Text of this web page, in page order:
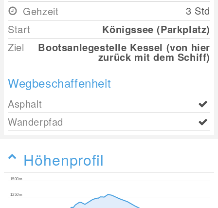
Gehzeit
3 Std
Start
Königssee (Parkplatz)
Ziel
Bootsanlegestelle Kessel (von hier
zurück mit dem Schiff)
Wegbeschaffenheit
Asphalt
Wanderpfad
Höhenprofil
1250m
1500m